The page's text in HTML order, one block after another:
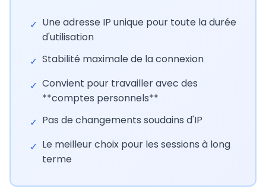
✓ Une adresse IP unique pour toute la durée
d'utilisation
✓ Stabilité maximale de la connexion
✓ Convient pour travailler avec des
**comptes personnels**
✓ Pas de changements soudains d'IP
✓ Le meilleur choix pour les sessions à long
terme